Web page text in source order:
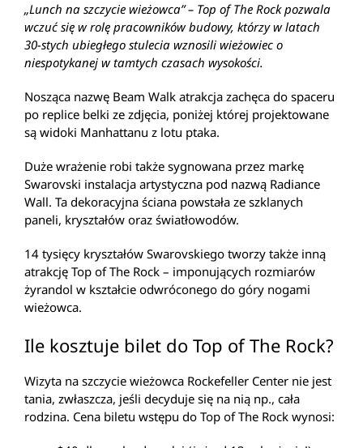
„Lunch na szczycie wieżowca” – Top of The Rock pozwala
wczuć się w rolę pracowników budowy, którzy w latach
30-stych ubiegłego stulecia wznosili wieżowiec o
niespotykanej w tamtych czasach wysokości.
Nosząca nazwę Beam Walk atrakcja zachęca do spaceru
po replice belki ze zdjęcia, poniżej której projektowane
są widoki Manhattanu z lotu ptaka.
Duże wrażenie robi także sygnowana przez markę
Swarovski instalacja artystyczna pod nazwą Radiance
Wall. Ta dekoracyjna ściana powstała ze szklanych
paneli, kryształów oraz światłowodów.
14 tysięcy kryształów Swarovskiego tworzy także inną
atrakcję Top of The Rock – imponujących rozmiarów
żyrandol w kształcie odwróconego do góry nogami
wieżowca.
Ile kosztuje bilet do Top of The Rock?
Wizyta na szczycie wieżowca Rockefeller Center nie jest
tania, zwłaszcza, jeśli decyduje się na nią np., cała
rodzina. Cena biletu wstępu do Top of The Rock wynosi: